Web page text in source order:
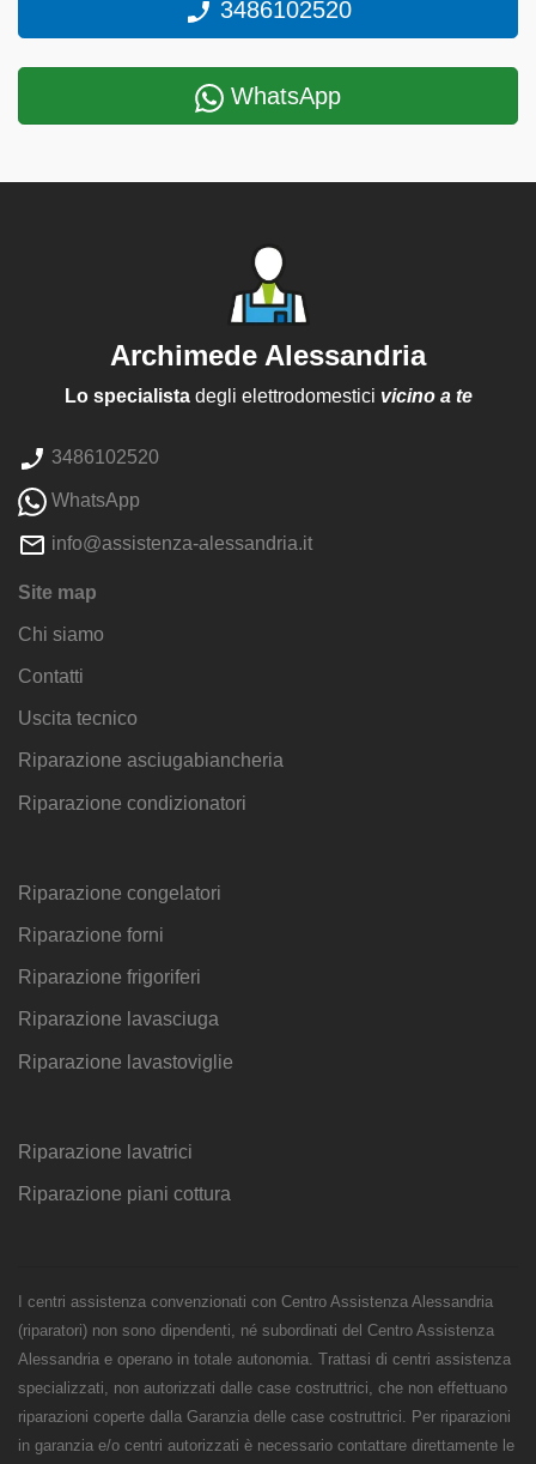
3486102520
WhatsApp
Archimede Alessandria
Lo specialistadegli elettrodomestici vicino a te
3486102520
WhatsApp
info@assistenza-alessandria.it
Site map
Chi siamo
Contatti
Uscita tecnico
Riparazione asciugabiancheria
Riparazione condizionatori
Riparazione congelatori
Riparazione forni
Riparazione frigoriferi
Riparazione lavasciuga
Riparazione lavastoviglie
Riparazione lavatrici
Riparazione piani cottura
I centri assistenza convenzionati con Centro Assistenza Alessandria
(riparatori) non sono dipendenti, né subordinati del Centro Assistenza
Alessandria e operano in totale autonomia. Trattasi di centri assistenza
specializzati, non autorizzati dalle case costruttrici, che non effettuano
riparazioni coperte dalla Garanzia delle case costruttrici. Per riparazioni
in garanzia e/o centri autorizzati è necessario contattare direttamente le